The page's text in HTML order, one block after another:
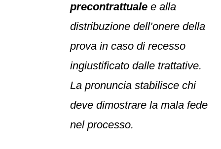
precontrattuale e alla
distribuzione dell’onere della
prova in caso di recesso
ingiustificato dalle trattative.
La pronuncia stabilisce chi
deve dimostrare la mala fede
nel processo.